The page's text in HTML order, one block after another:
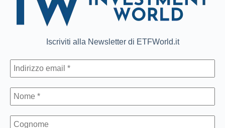
Iscriviti alla Newsletter di ETFWorld.it